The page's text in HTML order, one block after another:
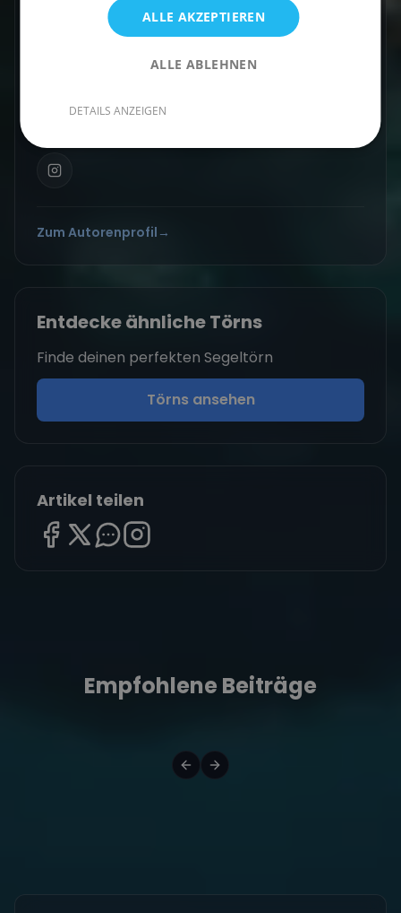
Travel Experte
Ich bin Lucas, Travel Experte und war schon
Segeln und Nehme euch gerne mit auf meine
Zum Autorenprofil →
Entdecke ähnliche Törns
Finde deinen perfekten Segeltörn
Törns ansehen
Artikel teilen
Empfohlene Beiträge
ALLE AKZEPTIEREN
ALLE ABLEHNEN
DETAILS ANZEIGEN